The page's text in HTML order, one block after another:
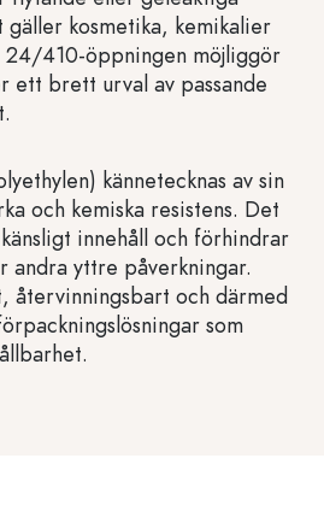
kosmetika, kemikalier
410-öppningen möjliggör
ett brett urval av passande
kännetecknas av sin
och kemiska resistens. Det
innehåll och förhindrar
andra yttre påverkningar.
återvinningsbart och därmed
som